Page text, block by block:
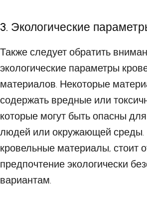
3. Экологические
Также следует обратить
экологические параметры
материалов. Некоторые
содержать вредные или
которые могут быть опасны
людей или окружающей среды.
кровельные материалы, стоит
предпочтение экологически
вариантам.